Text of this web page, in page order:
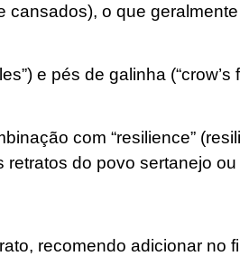
cansados), o que
e pés de galinha (“crow’s
com “resilience”
do povo sertanejo ou
recomendo adicionar no